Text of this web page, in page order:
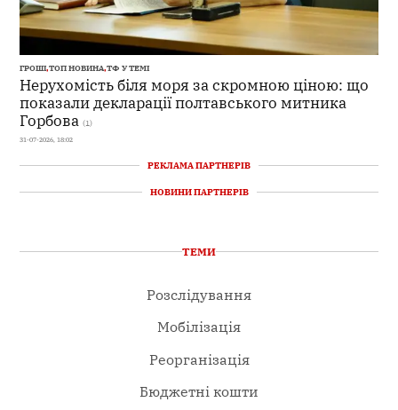
ГРОШІ,ТОП НОВИНА,ТФ У ТЕМІ
Нерухомість біля моря за скромною ціною: що
показали декларації полтавського митника
Горбова (1)
31-07-2026, 18:02
РЕКЛАМА ПАРТНЕРІВ
НОВИНИ ПАРТНЕРІВ
ТЕМИ
Розслідування
Мобілізація
Реорганізація
Бюджетні кошти